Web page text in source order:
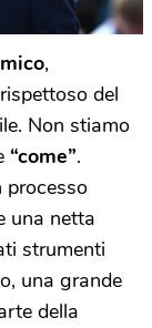
,
del
Non stiamo
“come”.
processo
una netta
strumenti
una grande
della